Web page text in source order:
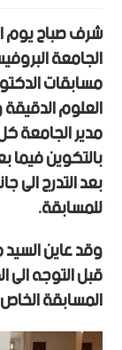
الجامعة
مسابقات
العلوم
مدير الجامعة
بالتكوين فيما
بعد التدرج الى
للمسابقة.
وقد عاين
قبل التوجه
المسابقة